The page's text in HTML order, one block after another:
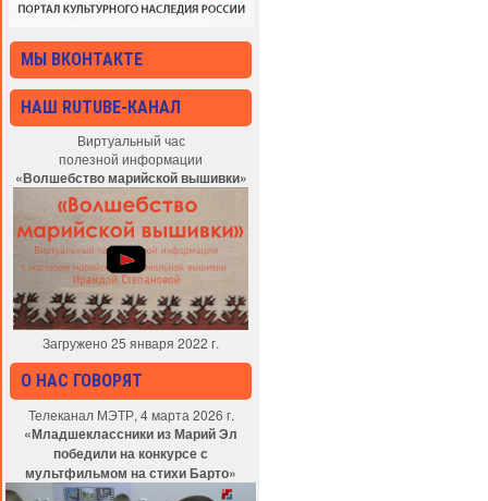
МЫ ВКОНТАКТЕ
НАШ RUTUBE-КАНАЛ
Виртуальный час
полезной информации
«Волшебство марийской вышивки»
Загружено 25 января 2022 г.
О НАС ГОВОРЯТ
Телеканал МЭТР, 4 марта 2026 г.
«Младшеклассники из Марий Эл
победили на конкурсе с
мультфильмом на стихи Барто»